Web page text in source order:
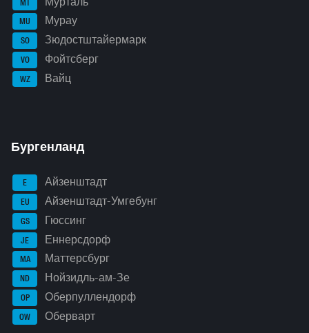
MT
MU Мурау
SO Зюдостштайермарк
VO Фойтсберг
WZ Вайц
Бургенланд
E Айзенштадт
EU Айзенштадт-Умгебунг
GS Гюссинг
JE Еннерсдорф
MA Маттерсбург
ND Нойзидль-ам-Зе
OP Оберпуллендорф
OW Оберварт